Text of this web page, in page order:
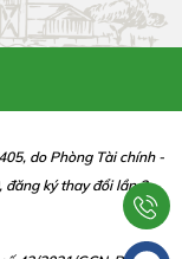
do Phòng Tài chính -
đăng ký thay đổi lần 2